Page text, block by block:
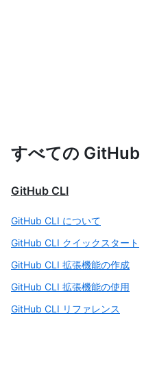
すべての GitHub
GitHub CLI
GitHub CLI について
GitHub CLI クイックスタート
GitHub CLI 拡張機能の作成
GitHub CLI 拡張機能の使用
GitHub CLI リファレンス